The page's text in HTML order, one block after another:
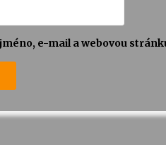
e-mail a webovou